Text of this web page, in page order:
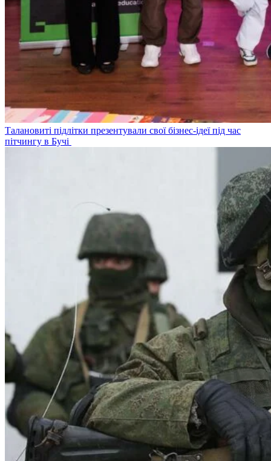
Талановиті підлітки презентували свої бізнес-ідеї під час
пітчингу в Бучі